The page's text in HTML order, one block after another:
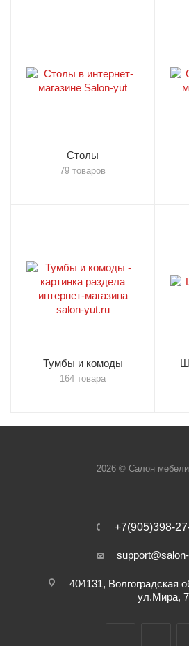
Столы
79 товаров
Тумбы и комоды
164 товара
2026 © Салон
+7(905)398-
404131, Волгоградская
ул.Мира,